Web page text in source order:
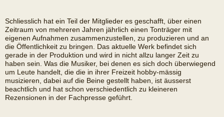
Schliesslich hat ein Teil der Mitglieder es geschafft, über einen
Zeitraum von mehreren Jahren jährlich einen Tonträger mit
eigenen Aufnahmen zusammenzustellen, zu produzieren und an
die Öffentlichkeit zu bringen. Das aktuelle Werk befindet sich
gerade in der Produktion und wird in nicht allzu langer Zeit zu
haben sein. Was die Musiker, bei denen es sich doch überwiegend
um Leute handelt, die die in ihrer Freizeit hobby-mässig
musizieren, dabei auf die Beine gestellt haben, ist äusserst
beachtlich und hat schon verschiedentlich zu kleineren
Rezensionen in der Fachpresse geführt.